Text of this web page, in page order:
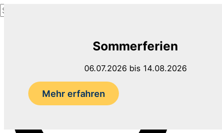
Zum
Inhalt
Suchen
nach:
Sommerferien
06.07.2026 bis 14.08.2026
Mehr erfahren